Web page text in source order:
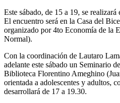
Este sábado, de 15 a 19, se
El encuentro será en la Casa del
organizado por 4to Economía de la
Normal).
Con la coordinación de Lautaro
adelante este sábado un Seminario
Biblioteca Florentino Ameghino
orientada a adolescentes y adultos,
desarrollará de 17 a 19.30.